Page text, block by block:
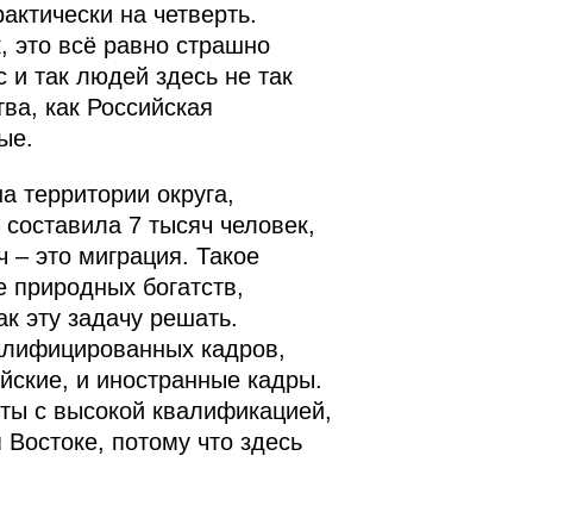
на четверть.
это всё равно страшно
и так людей здесь не так
как Российская
территории округа,
7 тысяч человек,
– это миграция. Такое
богатств,
эту задачу решать.
кадров,
и иностранные кадры.
с высокой квалификацией,
потому что здесь